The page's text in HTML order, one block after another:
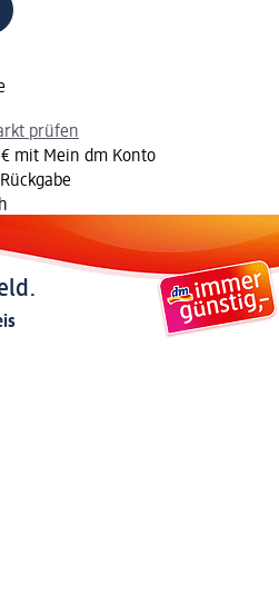
prüfen
mit Mein dm Konto